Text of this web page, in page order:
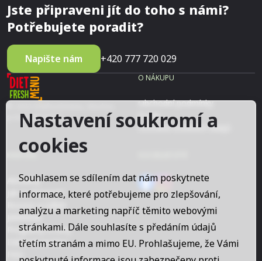
Jste připraveni jít do toho s námi?
Potřebujete poradit?
Napište nám +420 777 720 029
práva vyhrazena
O NÁKUPU
Obchodní podmínky
O nás
Ochrana osobních údajů
KAM DÁL
Aktuality
Jak to funguje?
Rozvoz a odběr
Jídelníček
Programy a ceny
Dárkový poukaz
Nastavení soukromí a
cookies
Souhlasem se sdílením dat nám poskytnete
informace, které potřebujeme pro zlepšování,
analýzu a marketing napříč těmito webovými
stránkami. Dále souhlasíte s předáním údajů
třetím stranám a mimo EU. Prohlašujeme, že Vámi